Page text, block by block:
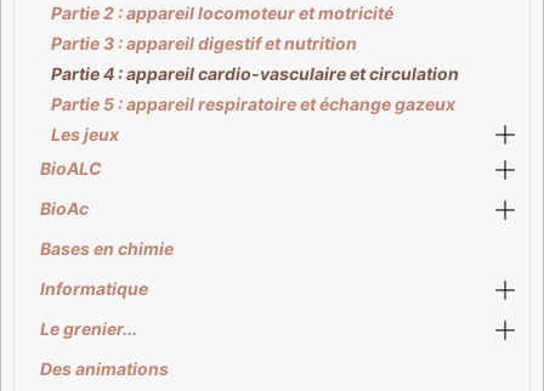
Partie 2 : appareil locomoteur et motricité
Partie 3 : appareil digestif et nutrition
Partie 4 : appareil cardio-vasculaire et circulation
Partie 5 : appareil respiratoire et échange gazeux
Les jeux
BioALC
BioAc
Bases en chimie
Informatique
Le grenier...
Des animations